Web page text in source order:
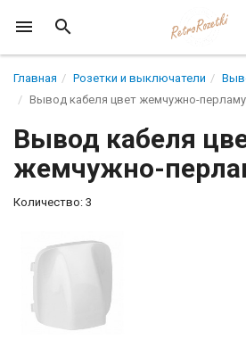
Главная Розетки и выключатели
Вывод кабеля цвет жемчужно-
Вывод кабеля
жемчужно-
Количество: 3